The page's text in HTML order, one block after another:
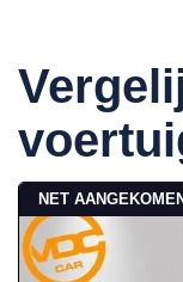
NET AANGEKOMEN